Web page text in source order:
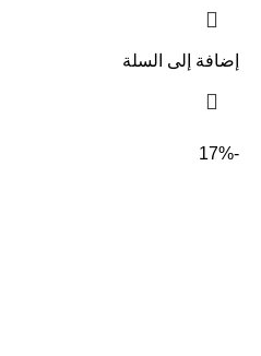
إضافة إلى السلة
-17%